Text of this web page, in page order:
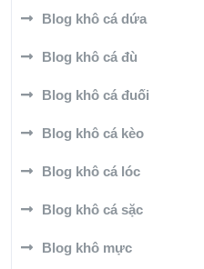
Blog khô cá dứa
Blog khô cá đù
Blog khô cá đuối
Blog khô cá kèo
Blog khô cá lóc
Blog khô cá sặc
Blog khô mực